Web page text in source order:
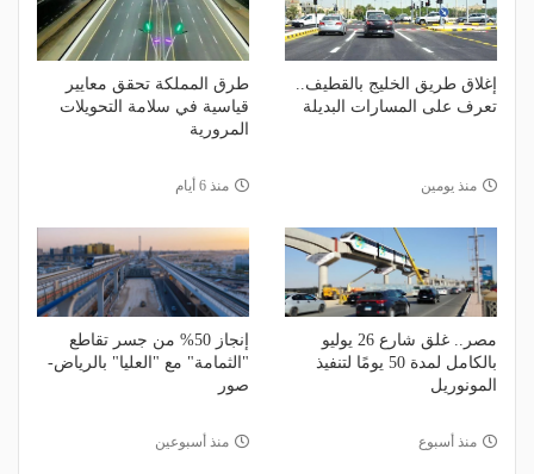
إغلاق طريق الخليج بالقطيف..
تعرف على المسارات البديلة
منذ يومين
طرق المملكة تحقق معايير
قياسية في سلامة التحويلات
المرورية
منذ 6 أيام
مصر.. غلق شارع 26 يوليو
بالكامل لمدة 50 يومًا لتنفيذ
المونوريل
منذ أسبوع
إنجاز 50% من جسر تقاطع
"الثمامة" مع "العليا" بالرياض-
صور
منذ أسبوعين